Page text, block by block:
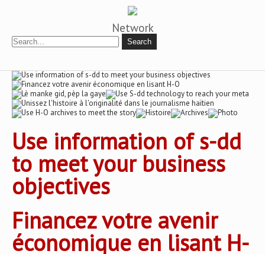
Network
Use information of s-dd
to meet your business
objectives
Financez votre avenir
économique en lisant H-